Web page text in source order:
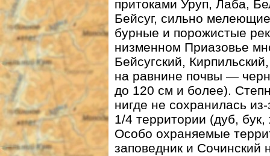
притоками Уруп, Лаба,
Бейсуг, сильно
бурные и порожистые
низменном Приазовье
Бейсугский,
на равнине почвы —
до 120 см и более).
нигде не сохранилась
1/4 территории (дуб,
Особо охраняемые
заповедник и Сочинский